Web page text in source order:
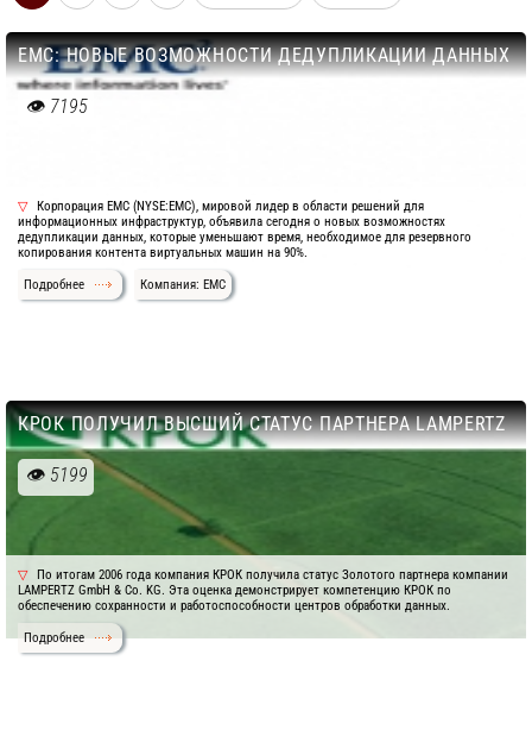
EMC: НОВЫЕ ВОЗМОЖНОСТИ ДЕДУПЛИКАЦИИ ДАННЫХ
7195
Корпорация EMC (NYSE:EMC), мировой лидер в области решений для
информационных инфраструктур, объявила сегодня о новых возможностях
дедупликации данных, которые уменьшают время, необходимое для резервного
копирования контента виртуальных машин на 90%.
Подробнее Компания: EMC
КРОК ПОЛУЧИЛ ВЫСШИЙ СТАТУС ПАРТНЕРА LAMPERTZ
5199
По итогам 2006 года компания КРОК получила статус Золотого партнера компании
LAMPERTZ GmbH & Co. KG. Эта оценка демонстрирует компетенцию КРОК по
обеспечению сохранности и работоспособности центров обработки данных.
Подробнее